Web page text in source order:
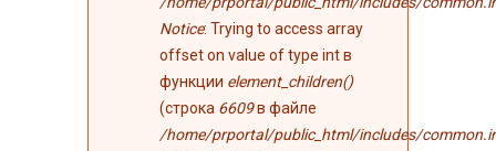
Notice: Trying to access array
offset on value of type int в
функции element_children()
(строка 6609в файле
/home/prportal/public_html/includes/